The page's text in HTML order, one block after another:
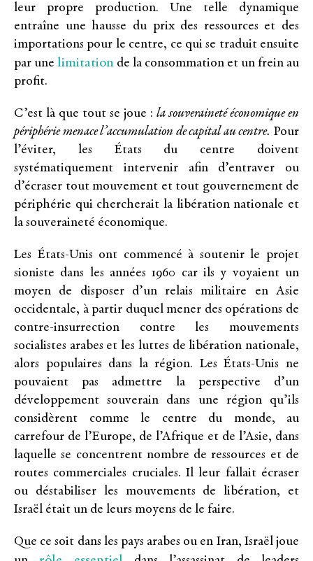
leur propre production. Une telle dynamique
entraîne une hausse du prix des ressources et des
importations pour le centre, ce qui se traduit ensuite
par une limitation de la consommation et un frein au
profit.
C’est là que tout se joue : la souveraineté économique en
périphérie menace l’accumulation de capital au centre. Pour
l’éviter, les États du centre doivent
systématiquement intervenir afin d’entraver ou
d’écraser tout mouvement et tout gouvernement de
périphérie qui chercherait la libération nationale et
la souveraineté économique.
Les États-Unis ont commencé à soutenir le projet
sioniste dans les années 1960 car ils y voyaient un
moyen de disposer d’un relais militaire en Asie
occidentale, à partir duquel mener des opérations de
contre-insurrection contre les mouvements
socialistes arabes et les luttes de libération nationale,
alors populaires dans la région. Les États-Unis ne
pouvaient pas admettre la perspective d’un
développement souverain dans une région qu’ils
considèrent comme le centre du monde, au
carrefour de l’Europe, de l’Afrique et de l’Asie, dans
laquelle se concentrent nombre de ressources et de
routes commerciales cruciales. Il leur fallait écraser
ou déstabiliser les mouvements de libération, et
Israël était un de leurs moyens de le faire.
Que ce soit dans les pays arabes ou en Iran, Israël joue